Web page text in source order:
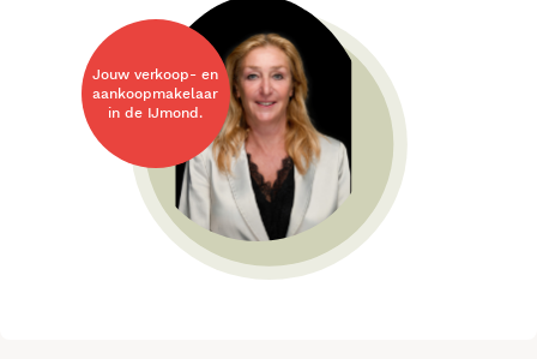
Jouw verkoop- en
aankoopmakelaar
in de IJmond.